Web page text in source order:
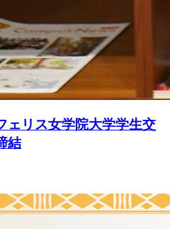
ェリス女学院大学学生交
結